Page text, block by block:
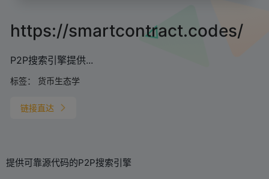
https://smartcontract.codes/
P2P搜索引擎提供...
标签： 货币生态学
链接直达
提供可靠源代码的P2P搜索引擎